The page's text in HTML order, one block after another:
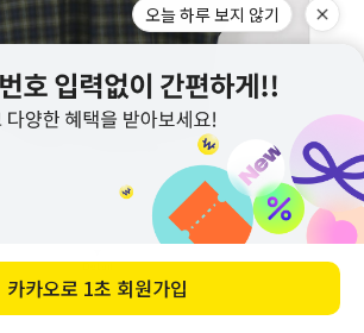
오늘 하루 보지 않기
카카오로 1초 회원가입